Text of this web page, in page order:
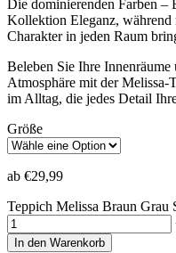
Die dominierenden Farben –
Kollektion Eleganz,
Charakter in jeden Raum
Beleben Sie Ihre Innenräume
Atmosphäre mit der
im Alltag, die jedes Detail
Größe
ab €29,99
Teppich Melissa Braun Grau
In den Warenkorb